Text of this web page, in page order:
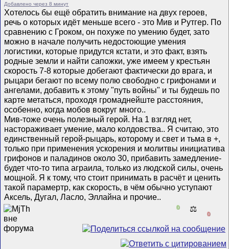
Добавлено через 8 минут
Хотелось бы ещё обратить внимание на двух героев,
речь о которых идёт меньше всего - это Мив и Рутгер. По
сравнению с Гроком, он похуже по умению будет, зато
можно в начале получить недостоющие умения
логистики, которые придутся кстати, и это факт, взять
родные земли и найти сапожки, уже имеем у крестьян
скорость 7-8 которые добегают фактически до врага, и
рыцари бегают по всему полю свободно с грифонами и
ангелами, добавить к этому "путь войны" и ты будешь по
карте метаться, проходя громаднейште расстояния,
особенно, когда мобов вокруг много..
Мив-тоже очень полезный герой. На 1 взгляд нет,
настораживает умение, мало колдовства.. Я считаю, это
единственный герой-рыцарь, которому и свет и тьма в +,
только при применения ускорения и молитвы инициатива
грифонов и паладинов около 30, прибавить замедление-
будет что-то типа аграила, только из людской силы, очень
мощной. Я к тому, что стоит принимать в расчёт и ценить
такой парамертр, как скорость, в чём обычно уступают
Аксель, Дугал, Ласло, Эллайна и прочие..
0 ⚖️
0